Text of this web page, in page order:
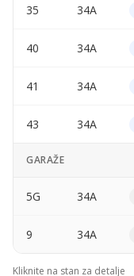
35 34A
40 34A
41 34A
43 34A
GARAŽE
5G 34A
9 34A
Kliknite na stan za detalje